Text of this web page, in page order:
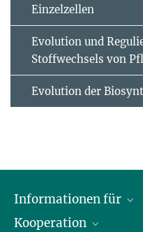
Einzelzellen
Evolution und
Stoffwechsels von
Evolution der
Informationen für
Journalisten
Kooperation